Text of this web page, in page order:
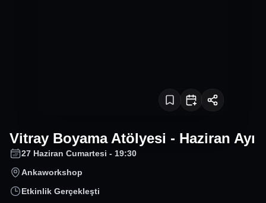
Vitray Boyama Atölyesi - Haziran Ayı
27 Haziran Cumartesi - 19:30
Ankaworkshop
Etkinlik Gerçekleşti